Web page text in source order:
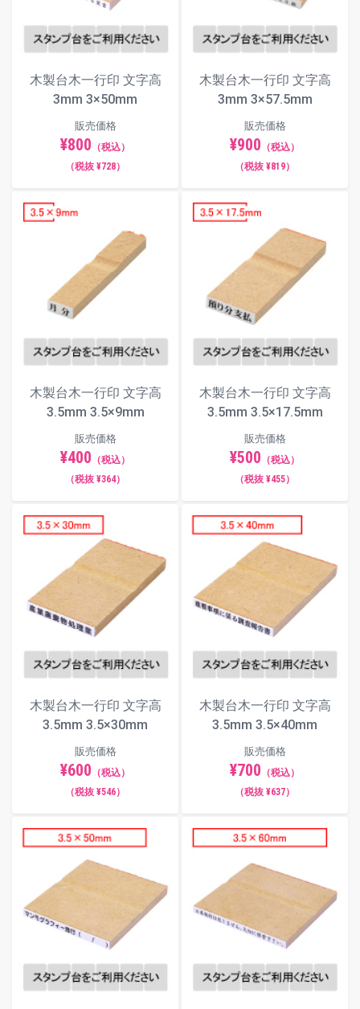
一行印 印面サイズ一覧（木製台木
／単位：mm）
各印面サイズのボタンを押すと、当該サイズのページ
へ移動します。
印面サイズ：
3×12.5mm
（推奨文字数：全角4文
字）
画像の青枠は外寸サイズです。画像はヨコ組みですが、タテ組
みレイアウトもご用意しています。
推奨文字数以外でも文字幅や文字間は自動調整されます。自由
編集機能で細かい調整も可能です。
3.5×9 3.5×17.5 3.5×30 3.5×40
4×10 4×20 4×29 4×40
4.5×11 4.5×22 4.5×29 4.5×40
5×40
5.5×41
6.5×40
7×30 7×50
木製台木一行印 文字高
3mm 3×50mm
販売価格
¥800 （税込）
（税抜 ¥728）
木製台木一行印 文字高
3mm 3×57.5mm
販売価格
¥900 （税込）
（税抜 ¥819）
木製台木一行印 文字高
3.5mm 3.5×9mm
販売価格
¥400 （税込）
（税抜 ¥364）
木製台木一行印 文字高
3.5mm 3.5×17.5mm
販売価格
¥500 （税込）
（税抜 ¥455）
木製台木一行印 文字高
3.5mm 3.5×30mm
販売価格
¥600 （税込）
（税抜 ¥546）
木製台木一行印 文字高
3.5mm 3.5×40mm
販売価格
¥700 （税込）
（税抜 ¥637）